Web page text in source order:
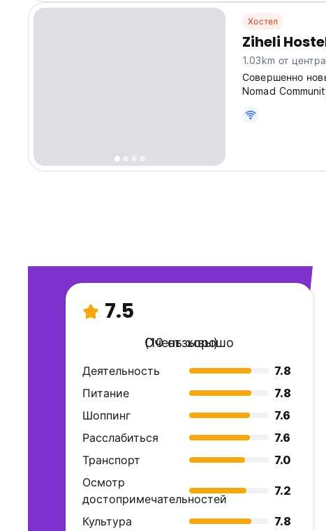
Хостел
Ziheli
1.03km от
Совершенно
Nomad
translated from
7.5
Очень хорошо
(10 отзывы)
Деятельность
7.8
Питание
7.8
Шоппинг
7.6
Расслабиться
7.6
Транспорт
7.0
Осмотр
достопримечательностей
7.2
Культура
7.8